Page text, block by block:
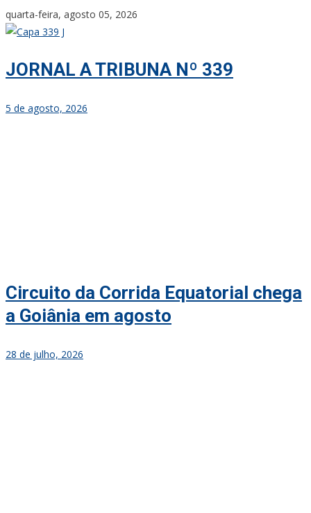
Skip
to
quarta-feira, agosto 05, 2026
JORNAL A TRIBUNA Nº 339
5 de agosto, 2026
Circuito da Corrida Equatorial chega
a Goiânia em agosto
28 de julho, 2026